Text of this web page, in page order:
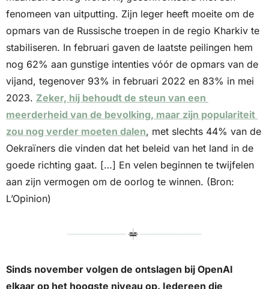
fenomeen van uitputting. Zijn leger heeft moeite om de
opmars van de Russische troepen in de regio Kharkiv te
stabiliseren. In februari gaven de laatste peilingen hem
nog 62% aan gunstige intenties vóór de opmars van de
vijand, tegenover 93% in februari 2022 en 83% in mei
2023. Zeker, hij behoudt de steun van een
meerderheid van de bevolking, maar zijn populariteit
zou nog verder moeten dalen, met slechts 44% van de
Oekraïners die vinden dat het beleid van het land in de
goede richting gaat. […] En velen beginnen te twijfelen
aan zijn vermogen om de oorlog te winnen. (Bron:
L’Opinion)
Sinds november volgen de ontslagen bij OpenAI
elkaar op het hoogste niveau op. Iedereen die